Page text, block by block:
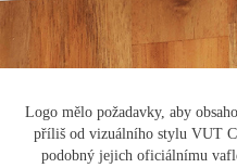
Logo mělo požadavky, aby
příliš od vizuálního stylu VUT
podobný jejich oficiálnímu